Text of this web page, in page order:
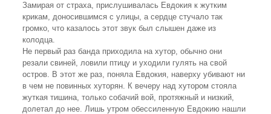
Замирая от страха, прислушивалась Евдокия к жутким
крикам, доносившимся с улицы, а сердце стучало так
громко, что казалось этот звук был слышен даже из
колодца.
Не первый раз банда приходила на хутор, обычно они
резали свиней, ловили птицу и уходили гулять на свой
остров. В этот же раз, поняла Евдокия, наверху убивают ни
в чем не повинных хуторян. К вечеру над хутором стояла
жуткая тишина, только собачий вой, протяжный и низкий,
долетал до нее. Лишь утром обессиленную Евдокию нашли